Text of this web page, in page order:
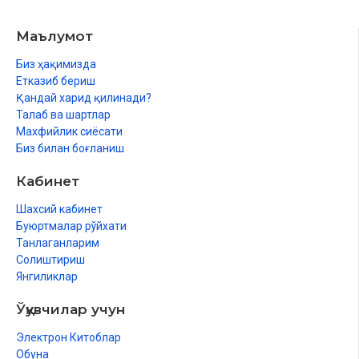
Имам Даримий 1870
Имам Шафиий 191
Китап ҳаққында 195
Китаптың бөлиниўи 200
Түсиндирме сөзлик 201
Маълумот
Биз ҳақимизда
Етказиб бериш
Қандай харид қилинади?
Талаб ва шартлар
Махфийлик сиёсати
Биз билан боғланиш
Кабинет
Шахсий кабинет
Буюртмалар рўйхати
Танлаганларим
Солиштириш
Янгиликлар
Ўқувчилар учун
Электрон Китоблар
Обуна